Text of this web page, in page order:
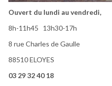
Ouvert du lundi au vendredi,
8h-11h45 13h30-17h
8 rue Charles de Gaulle
88510 ELOYES
03 29 32 40 18